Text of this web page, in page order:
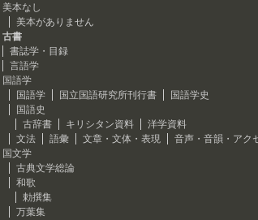
美本なし
美本がありません
古書
書誌学・目録
言語学
国語学
国語学
国立国語研究所刊行書
国語学史
国語史
古辞書
キリシタン資料
洋学資料
文法
語彙 文章・文体・表現 音声・音韻・アク
国文学
古典文学総論
和歌
勅撰集
万葉集